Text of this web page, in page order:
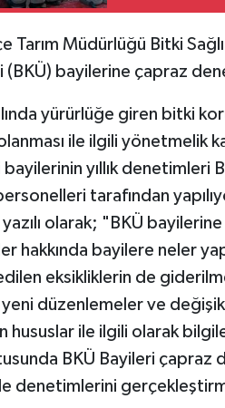
Tarım Müdürlüğü Bitki
(BKÜ) bayilerine çapraz
yürürlüğe giren bitki
ile ilgili yönetmelik
bayilerinin yıllık denetimleri
tarafından
yazılı olarak; "BKÜ
hakkında bayilere neler
eksikliklerin de
yeni düzenlemeler ve
hususlar ile ilgili olarak
BKÜ Bayileri çapraz
denetimlerini